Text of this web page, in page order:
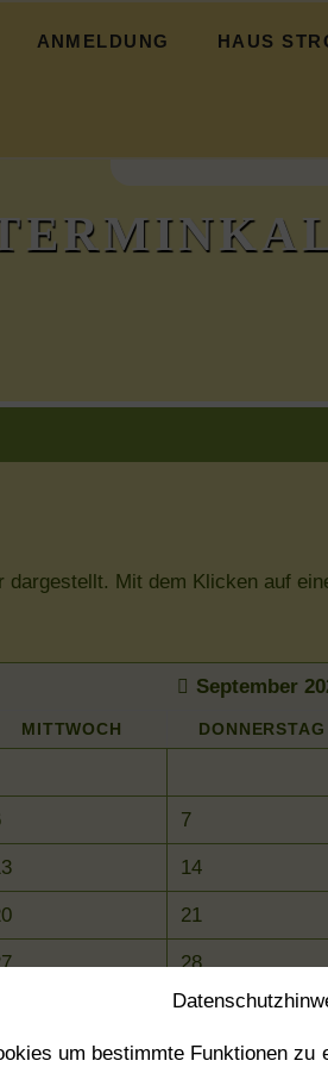
ANMELDUNG HAUS
Strodehne
Mit dem Klicken auf
September
MITTWOCH DO NNERSTAG
7
14
21
28
um bestimmte Funktionen